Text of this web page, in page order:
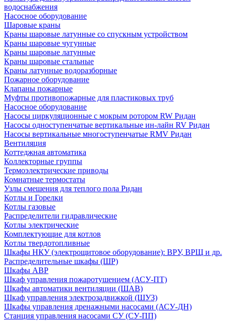
водоснабжения
Насосное оборудование
Шаровые краны
Краны шаровые латунные со спускным устройством
Краны шаровые чугунные
Краны шаровые латунные
Краны шаровые стальные
Краны латунные водоразборные
Пожарное оборудование
Клапаны пожарные
Муфты противопожарные для пластиковых труб
Насосное оборудование
Насосы циркуляционные с мокрым ротором RW Ридан
Насосы одноступенчатые вертикальные ин-лайн RV Ридан
Насосы вертикальные многоступенчатые RMV Ридан
Вентиляция
Коттеджная автоматика
Коллекторные группы
Термоэлектрические приводы
Комнатные термостаты
Узлы смешения для теплого пола Ридан
Котлы и Горелки
Котлы газовые
Распределители гидравлические
Котлы электрические
Комплектующие для котлов
Котлы твердотопливные
Шкафы НКУ (электрощитовое оборудование): ВРУ, ВРЩ и др.
Распределительные шкафы (ШР)
Шкафы АВР
Шкаф управления пожаротушением (АСУ-ПТ)
Шкафы автоматики вентиляции (ШАВ)
Шкаф управления электрозадвижкой (ШУЗ)
Шкафы управления дренажными насосами (АСУ-ДН)
Станция управления насосами СУ (СУ-ПП)